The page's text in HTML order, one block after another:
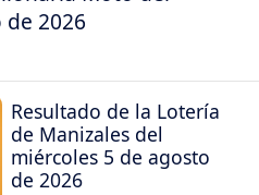
2026
Resultado de la Lotería
de Manizales del
miércoles 5 de agosto
de 2026